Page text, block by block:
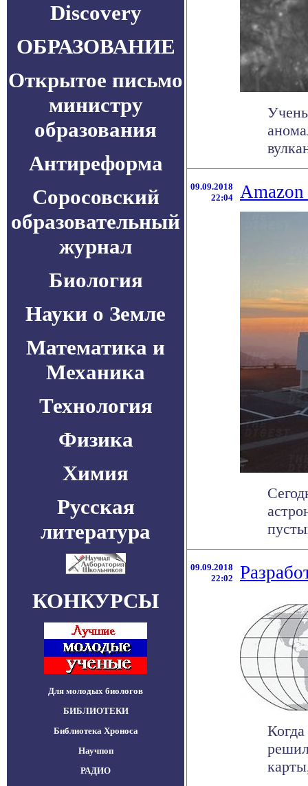
Discovery
ОБРАЗОВАНИЕ
Открытое письмо
министру
образования
Антиреформа
Соросовский
образовательный
журнал
Биология
Науки о Земле
Математика и
Механика
Технология
Физика
Химия
Русская
литература
КОНКУРСЫ
Для молодых биологов
БИБЛИОТЕКИ
Библиотека Хроноса
Научпоп
РАДИО
09.09.2018
22:04
Amazon
09.09.2018
22:02